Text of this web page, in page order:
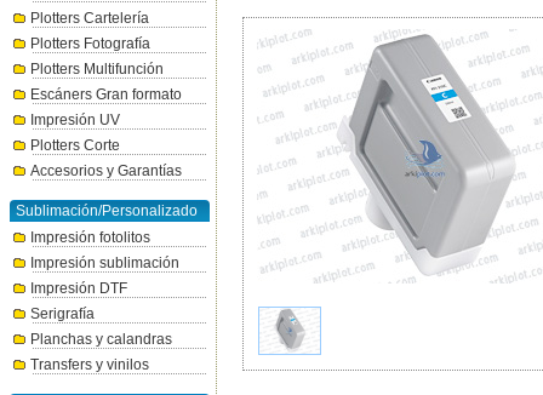
Plotters Cartelería
Plotters Fotografía
Plotters Multifunción
Escáners Gran formato
Impresión UV
Plotters Corte
Accesorios y Garantías
Sublimación/Personalizado
Impresión fotolitos
Impresión sublimación
Impresión DTF
Serigrafía
Planchas y calandras
Transfers y vinilos